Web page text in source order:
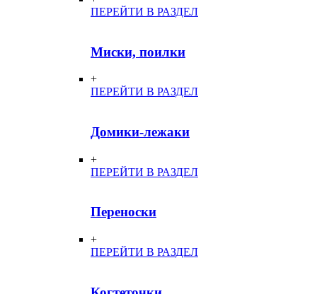
ПЕРЕЙТИ В РАЗДЕЛ
Миски, поилки
+
ПЕРЕЙТИ В РАЗДЕЛ
Домики-лежаки
+
ПЕРЕЙТИ В РАЗДЕЛ
Переноски
+
ПЕРЕЙТИ В РАЗДЕЛ